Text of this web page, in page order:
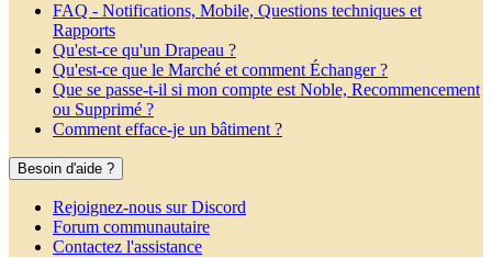
FAQ - Notifications, Mobile, Questions techniques et
Rapports
Qu'est-ce qu'un Drapeau ?
Qu'est-ce que le Marché et comment Échanger ?
Que se passe-t-il si mon compte est Noble, Recommencement
ou Supprimé ?
Comment efface-je un bâtiment ?
Besoin d'aide ?
Rejoignez-nous sur Discord
Forum communautaire
Contactez l'assistance